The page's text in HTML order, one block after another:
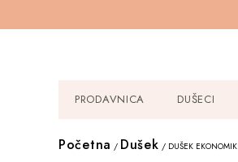
PRODAVNICA DUŠECI
Početna / Dušek / DUŠEK EKONOMIK